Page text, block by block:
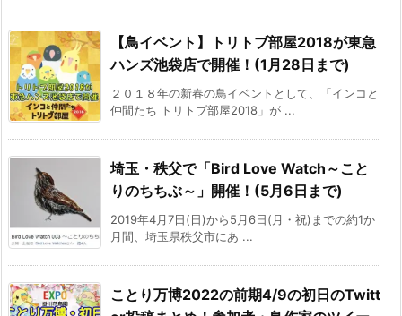
【鳥イベント】トリトブ部屋2018が東急
ハンズ池袋店で開催！(1月28日まで)
２０１８年の新春の鳥イベントとして、「インコと
仲間たち トリトブ部屋2018」が ...
埼玉・秩父で「Bird Love Watch～こと
りのちちぶ～」開催！(5月6日まで)
2019年4月7日(日)から5月6日(月・祝)までの約1か
月間、埼玉県秩父市にあ ...
ことり万博2022の前期4/9の初日のTwitt